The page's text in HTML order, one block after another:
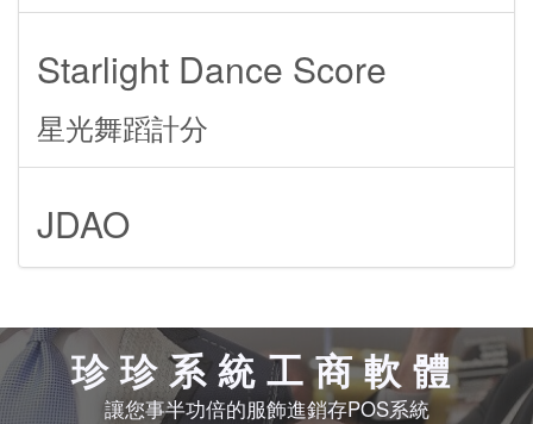
Starlight Dance Score
星光舞蹈計分
JDAO
珍珍系統工商軟體
讓您事半功倍的服飾進銷存POS系統